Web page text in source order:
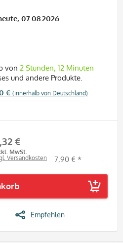
07.08.2026
von 2 Stunden, 12 Minuten
und andere Produkte.
€ (innerhalb von Deutschland)
€
MwSt.
Versandkosten
7,90 € *
Empfehlen